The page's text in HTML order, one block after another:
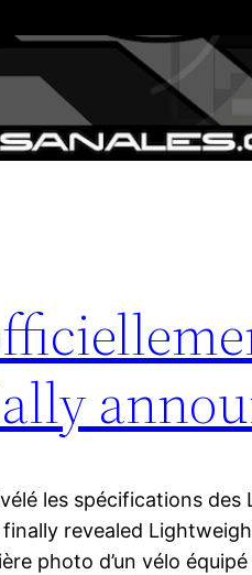
les spécifications des
revealed
photo d’un vélo